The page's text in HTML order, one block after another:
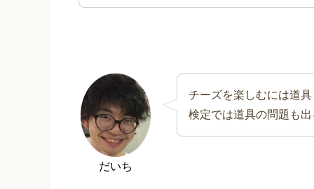
だいち
チーズを楽しむには道
検定では道具の問題も